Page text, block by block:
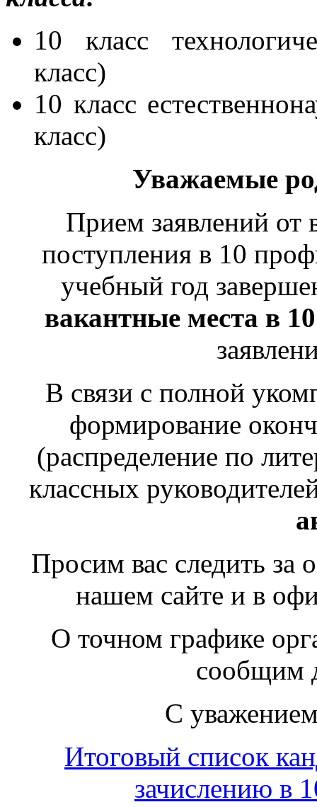
10 класс
класс)
10 класс
класс)
Уважаемые
Прием заявлений от
поступления в 10
учебный год
вакантные места в
В связи с полной
формирование
(распределение по
классных
Просим вас следить
нашем сайте и в
О точном графике
сообщим
С
Итоговый список
зачислению в